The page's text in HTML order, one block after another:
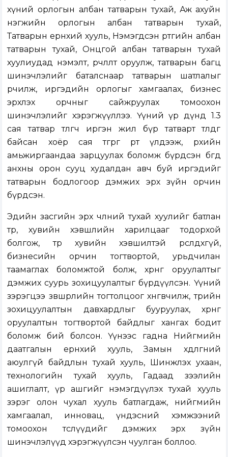
хүний орлогын албан татварын тухай, Аж ахуйн
нэгжийн орлогын албан татварын тухай,
Татварын ерөнхий хууль, Нэмэгдсэн өртгийн албан
татварын тухай, Онцгой албан татварын тухай
хуулиудад нэмэлт, өөрчлөлт оруулж, татварын багц
шинэчлэлийг баталснаар татварын шатлалыг
өөрчилж, иргэдийн орлогыг хамгаалах, бизнес
эрхлэх орчныг сайжруулах томоохон
шинэчлэлийг хэрэгжүүллээ. Үүний үр дүнд 1.3
сая татвар төлөгч иргэн жил бүр татварт төлдөг
байсан хоёр сая төгрөгөө өөртөө үлдээж, өрхийн
амьжиргаандаа зарцуулах боломж бүрдсэн бөгөөд
анхны орон сууц худалдан авч буй иргэдийг
татварын бодлогоор дэмжих эрх зүйн орчин
бүрдсэн.
Эдийн засгийн эрх чөлөөний тухай хуулийг батлан
төр, хувийн хэвшлийн харилцааг тодорхой
болгож, төр хувийн хэвшилтэй өрсөлдөхгүй,
бизнесийн орчин тогтвортой, урьдчилан
таамаглах боломжтой болж, хөрөнгө оруулалтыг
дэмжих суурь зохицуулалтыг бүрдүүлсэн. Үүний
зэрэгцээ зөвшөөрлийн тогтолцоог хөнгөвчилж, төрийн
зохицуулалтын давхардлыг бууруулах, хөрөнгө
оруулалтын тогтвортой байдлыг хангах бодит
боломж бий болсон. Үүнээс гадна Нийгмийн
даатгалын ерөнхий хууль, Замын хөдөлгөөний
аюулгүй байдлын тухай хууль, Шинжлэх ухаан,
технологийн тухай хууль, Гадаад зээлийн
ашиглалт, үр ашгийг нэмэгдүүлэх тухай хууль
зэрэг олон чухал хууль батлагдаж, нийгмийн
хамгаалал, инновац, үндэсний хэмжээний
томоохон төслүүдийг дэмжих эрх зүйн
шинэчлэлүүд хэрэгжүүлсэн чуулган боллоо.